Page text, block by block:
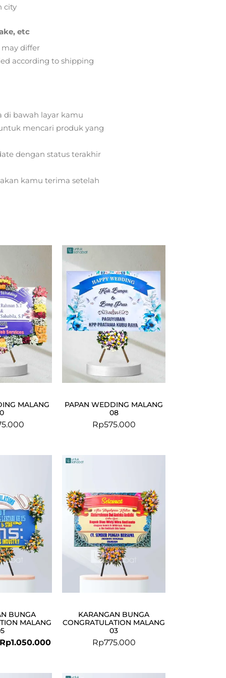
city
etc
differ
according to shipping
di bawah layar kamu
mencari produk yang
dengan status terakhir
kamu terima setelah
MALANG
PAPAN WEDDING MALANG
08
Rp575.000
BUNGA
MALANG
Rp1.050.000
Current
Rp1.050.000.
KARANGAN BUNGA
CONGRATULATION MALANG
03
Rp775.000